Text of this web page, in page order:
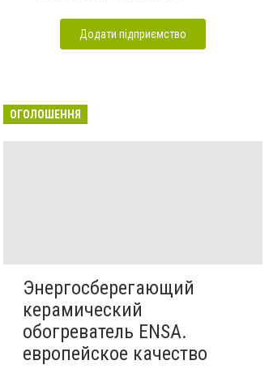
Додати підприємство
ОГОЛОШЕННЯ
Энергосберегающий
керамический
обогреватель ENSA.
европейское качество